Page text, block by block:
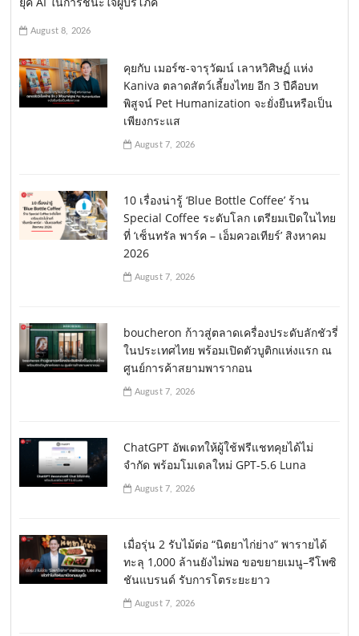
August 8, 2026
คุยกับ เมอร์ซ-จารุวัฒน์ เลาหวิศิษฏ์ แห่ง
Kaniva ตลาดสัตว์เลี้ยงไทย อีก 3 ปีคือบท
พิสูจน์ Pet Humanization จะยั่งยืนหรือเป็น
เพียงกระแส
August 7, 2026
10 เรื่องน่ารู้ ‘Blue Bottle Coffee’ ร้าน
Special Coffee ระดับโลก เตรียมเปิดในไทย
ที่ ‘เซ็นทรัล พาร์ค – เอ็มควอเทียร์’ สิงหาคม
2026
August 7, 2026
boucheron ก้าวสู่ตลาดเครื่องประดับลักชัวรี่
ในประเทศไทย พร้อมเปิดตัวบูติกแห่งแรก ณ
ศูนย์การค้าสยามพารากอน
August 7, 2026
ChatGPT อัพเดทให้ผู้ใช้ฟรีแชทคุยได้ไม่
จำกัด พร้อมโมเดลใหม่ GPT-5.6 Luna
August 7, 2026
เมื่อรุ่น 2 รับไม้ต่อ “นิตยาไก่ย่าง” พารายได้
ทะลุ 1,000 ล้านยังไม่พอ ขอขยายเมนู–รีโพซิ
ชันแบรนด์ รับการโตระยะยาว
August 7, 2026